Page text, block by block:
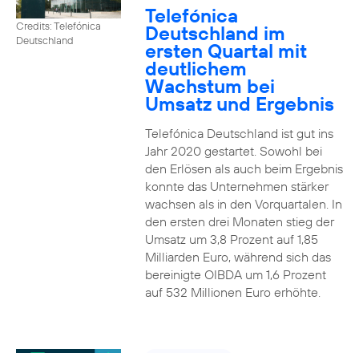
Credits: Telefónica
Deutschland
Telefónica
Deutschland im
ersten Quartal mit
deutlichem
Wachstum bei
Umsatz und Ergebnis
Telefónica Deutschland ist gut ins
Jahr 2020 gestartet. Sowohl bei
den Erlösen als auch beim Ergebnis
konnte das Unternehmen stärker
wachsen als in den Vorquartalen. In
den ersten drei Monaten stieg der
Umsatz um 3,8 Prozent auf 1,85
Milliarden Euro, während sich das
bereinigte OIBDA um 1,6 Prozent
auf 532 Millionen Euro erhöhte.